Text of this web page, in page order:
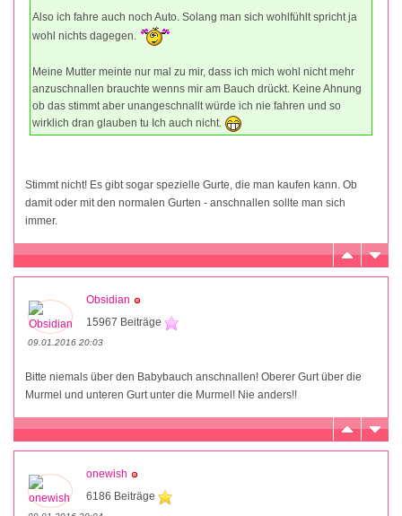
Also ich fahre auch noch Auto. Solang man sich wohlfühlt spricht ja
wohl nichts dagegen.
Meine Mutter meinte nur mal zu mir, dass ich mich wohl nicht mehr
anzuschnallen brauchte wenns mir am Bauch drückt. Keine Ahnung
ob das stimmt aber unangeschnallt würde ich nie fahren und so
wirklich dran glauben tu Ich auch nicht.
Stimmt nicht! Es gibt sogar spezielle Gurte, die man kaufen kann. Ob
damit oder mit den normalen Gurten - anschnallen sollte man sich
immer.
Obsidian
15967 Beiträge
09.01.2016 20:03
Bitte niemals über den Babybauch anschnallen! Oberer Gurt über die
Murmel und unteren Gurt unter die Murmel! Nie anders!!
onewish
6186 Beiträge